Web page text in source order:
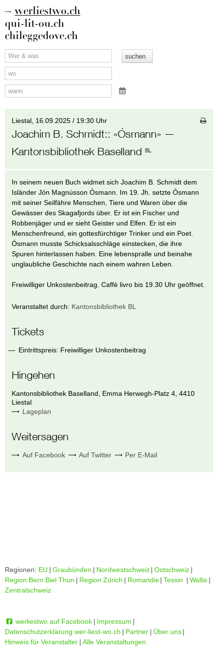
werliestwo.ch
qui-lit-ou.ch
chileggedove.ch
Liestal, 16.09.2025 / 19:30 Uhr
Joachim B. Schmidt:: «Ósmann» —
Kantonsbibliothek BasellandBL
In seinem neuen Buch widmet sich Joachim B. Schmidt dem
Isländer Jón Magnússon Ósmann. Im 19. Jh. setzte Ósmann
mit seiner Seilfähre Menschen, Tiere und Waren über die
Gewässer des Skagafjords über. Er ist ein Fischer und
Robbenjäger und er sieht Geister und Elfen. Er ist ein
Menschenfreund, ein gottesfürchtiger Trinker und ein Poet.
Ósmann musste Schicksalsschläge einstecken, die ihre
Spuren hinterlassen haben. Eine lebenspralle und beinahe
unglaubliche Geschichte nach einem wahren Leben.
Freiwilliger Unkostenbeitrag. Caffè livro bis 19.30 Uhr geöffnet.
Veranstaltet durch: Kantonsbibliothek BL
Tickets
Eintrittspreis: Freiwilliger Unkostenbeitrag
Hingehen
Kantonsbibliothek Baselland Emma Herwegh-Platz 4 ,4410
Liestal
Lageplan
Weitersagen
Auf Facebook Auf Twitter Per E-Mail
Regionen: EU | Graubünden | Nordwestschweiz | Ostschweiz |
Region Bern Biel Thun | Region Zürich | Romandie | Tessin | Wallis |
Zentralschweiz
werliestwo auf Facebook | Impressum |
Datenschutzerklärung wer-liest-wo.ch | Partner | Über uns |
Hinweis für Veranstalter | Alle Veranstaltungen